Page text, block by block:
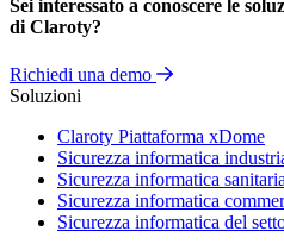
Sei interessato a conoscere le
di Claroty?
Richiedi una demo
Soluzioni
Claroty Piattaforma xDome
Sicurezza informatica
Sicurezza informatica sanitaria
Sicurezza informatica
Sicurezza informatica del